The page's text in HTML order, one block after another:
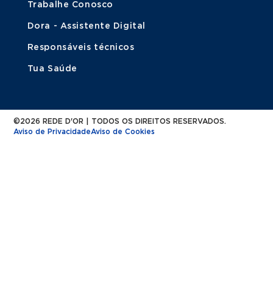
Trabalhe Conosco
Dora - Assistente Digital
Responsáveis técnicos
Tua Saúde
©2026 REDE D'OR | TODOS OS DIREITOS RESERVADOS.
Aviso de PrivacidadeAviso de Cookies